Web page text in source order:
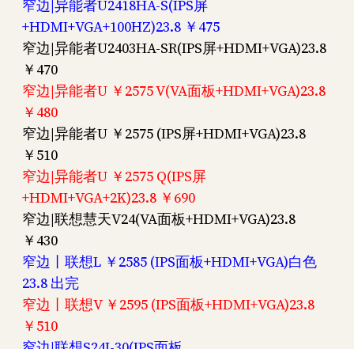
窄边|异能者U2418HA-S(IPS屏
+HDMI+VGA+100HZ)23.8 ￥475
窄边|异能者U2403HA-SR(IPS屏+HDMI+VGA)23.8
￥470
窄边|异能者U ￥2575 V(VA面板+HDMI+VGA)23.8
￥480
窄边|异能者U ￥2575 (IPS屏+HDMI+VGA)23.8
￥510
窄边|异能者U ￥2575 Q(IPS屏
+HDMI+VGA+2K)23.8 ￥690
窄边|联想慧天V24(VA面板+HDMI+VGA)23.8
￥430
窄边丨联想L ￥2585 (IPS面板+HDMI+VGA)白色
23.8 出完
窄边丨联想V ￥2595 (IPS面板+HDMI+VGA)23.8
￥510